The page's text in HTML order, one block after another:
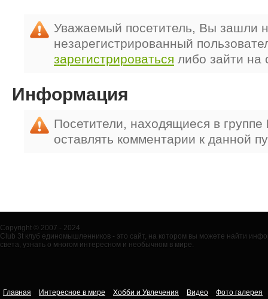
Уважаемый посетитель, Вы зашли
незарегистрированный
зарегистрироваться либо зайти на
Информация
Посетители, находящиеся в группе
оставлять комментарии к данной
Copyright © 2007 - 2024
Club 3t клуб единомышленников - это сайт, на котором вы можете найти
света, узнать о многом интересном и необычном в мире.
Главная Интересное в мире Хобби и Увлечения Видео
Фото галерея